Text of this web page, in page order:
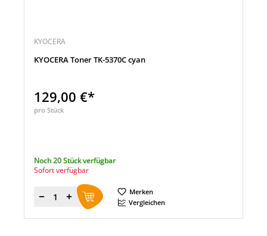
KYOCERA
KYOCERA Toner TK-5370C cyan
129,00 €*
pro Stück
Noch 20 Stück verfügbar
Sofort verfügbar
Menge
Merken
Vergleichen